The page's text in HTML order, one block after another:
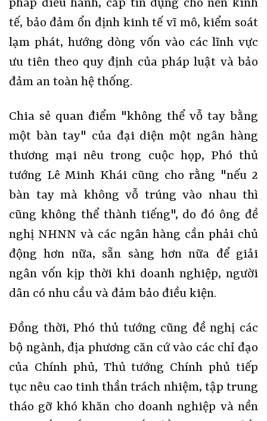
pháp điều hành, cấp tín dụng cho nền kinh
tế, bảo đảm ổn định kinh tế vĩ mô, kiểm soát
lạm phát, hướng dòng vốn vào các lĩnh vực
ưu tiên theo quy định của pháp luật và bảo
đảm an toàn hệ thống.
Chia sẻ quan điểm "không thể vỗ tay bằng
một bàn tay" của đại diện một ngân hàng
thương mại nêu trong cuộc họp, Phó thủ
tướng Lê Minh Khái cũng cho rằng "nếu 2
bàn tay mà không vỗ trúng vào nhau thì
cũng không thể thành tiếng", do đó ông đề
nghị NHNN và các ngân hàng cần phải chủ
động hơn nữa, sẵn sàng hơn nữa để giải
ngân vốn kịp thời khi doanh nghiệp, người
dân có nhu cầu và đảm bảo điều kiện.
Đồng thời, Phó thủ tướng cũng đề nghị các
bộ ngành, địa phương căn cứ vào các chỉ đạo
của Chính phủ, Thủ tướng Chính phủ tiếp
tục nêu cao tinh thần trách nhiệm, tập trung
tháo gỡ khó khăn cho doanh nghiệp và nền